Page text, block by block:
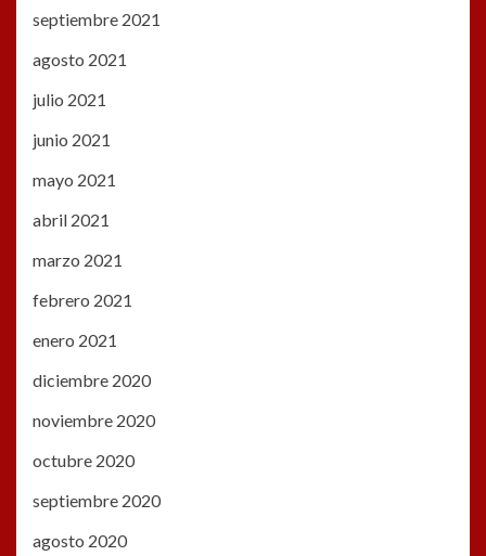
septiembre 2021
agosto 2021
julio 2021
junio 2021
mayo 2021
abril 2021
marzo 2021
febrero 2021
enero 2021
diciembre 2020
noviembre 2020
octubre 2020
septiembre 2020
agosto 2020